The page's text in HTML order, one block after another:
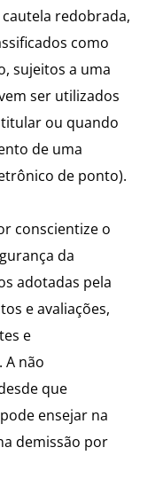
redobrada,
como
sujeitos a uma
ser utilizados
ou quando
de uma
de ponto).
conscientize o
da
adotadas pela
e avaliações,
e
A não
que
ensejar na
demissão por